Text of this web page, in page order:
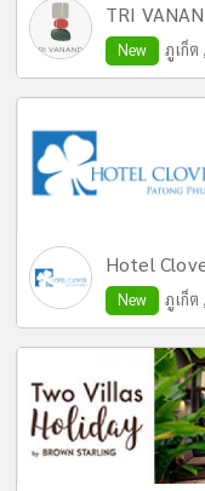
TRI
New ภูเก็ต
Hotel
New ภูเก็ต